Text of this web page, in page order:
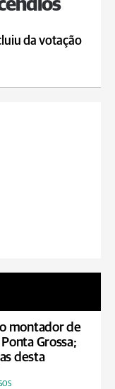
da votação
montador de
Grossa;
desta